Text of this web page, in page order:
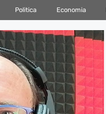
Politica Economia